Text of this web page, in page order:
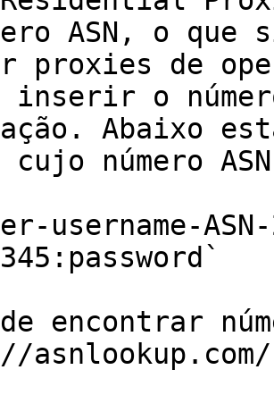
ASN, o
proxies de
inserir o
Abaixo
número
username-
encontrar